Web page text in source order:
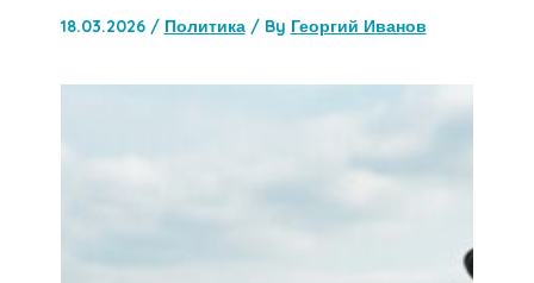
18.03.2026 / Политика/ By Георгий Иванов